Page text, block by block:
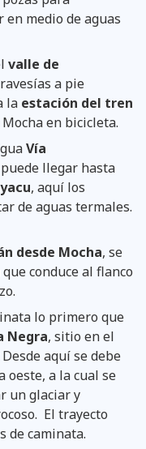
en medio de aguas
valle de
a pie
la estación del tren
en bicicleta.
Vía
puede llegar hasta
, aquí los
de aguas termales.
desde Mocha, se
conduce al flanco
lo primero que
Negra, sitio en el
aquí se debe
oeste, a la cual se
un glaciar y
El trayecto
de caminata.